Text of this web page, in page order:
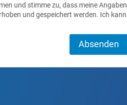
und stimme zu, dass meine Angaben
und gespeichert werden. Ich kann
Absenden